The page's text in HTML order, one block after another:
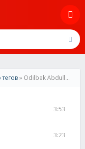
» Odilbek Abdullayev
3:53
3:23